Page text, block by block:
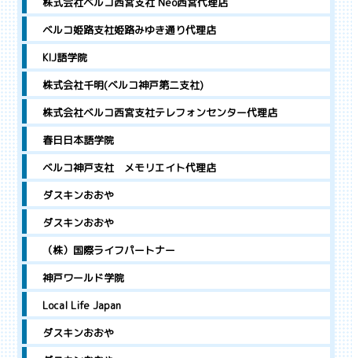
ベルコ姫路支社姫路みゆき通り代理店
KIJ語学院
株式会社千明(ベルコ神戸第二支社)
株式会社ベルコ西宮支社テレフォンセンター代理店
春日日本語学院
ベルコ神戸支社 メモリエイト代理店
ダスキンおおや
ダスキンおおや
（株）国際ライフパートナー
神戸ワールド学院
Local Life Japan
ダスキンおおや